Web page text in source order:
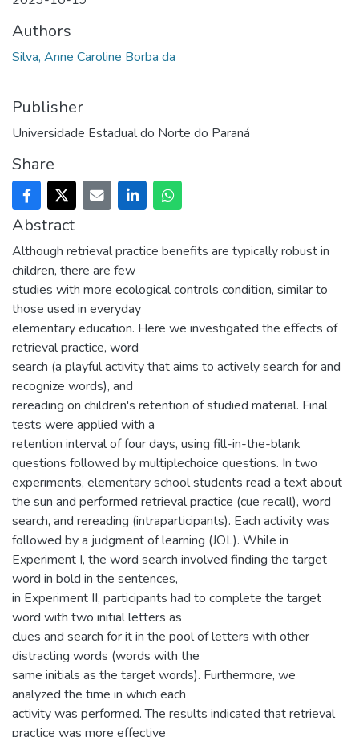
Authors
Silva, Anne Caroline Borba da
Publisher
Universidade Estadual do Norte do Paraná
Share
Abstract
Although retrieval practice benefits are typically robust in
children, there are few
studies with more ecological controls condition, similar to
those used in everyday
elementary education. Here we investigated the effects of
retrieval practice, word
search (a playful activity that aims to actively search for and
recognize words), and
rereading on children's retention of studied material. Final
tests were applied with a
retention interval of four days, using fill-in-the-blank
questions followed by multiplechoice questions. In two
experiments, elementary school students read a text about
the sun and performed retrieval practice (cue recall), word
search, and rereading (intraparticipants). Each activity was
followed by a judgment of learning (JOL). While in
Experiment I, the word search involved finding the target
word in bold in the sentences,
in Experiment II, participants had to complete the target
word with two initial letters as
clues and search for it in the pool of letters with other
distracting words (words with the
same initials as the target words). Furthermore, we
analyzed the time in which each
activity was performed. The results indicated that retrieval
practice was more effective